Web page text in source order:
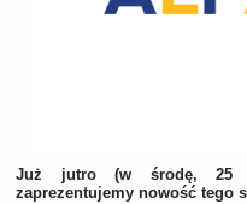
Już jutro (w środę, 25
zaprezentujemy nowość tego